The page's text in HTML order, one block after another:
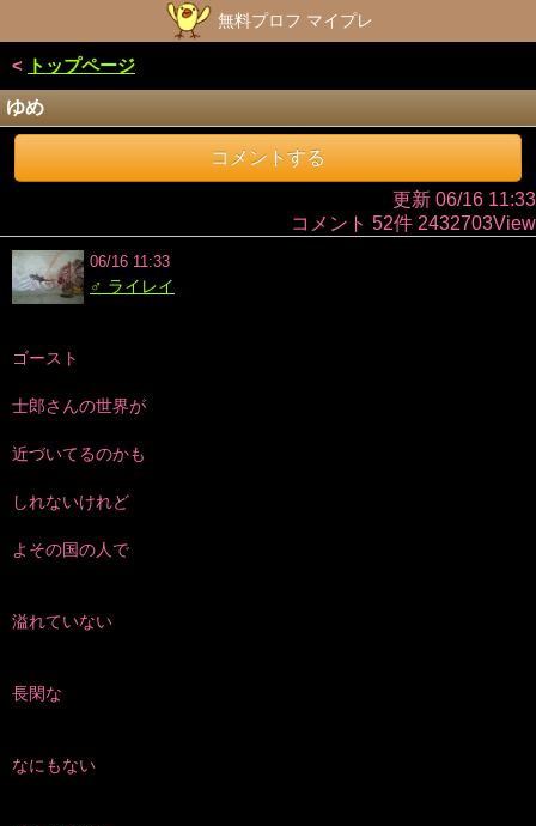
無料プロフ マイプレ
< トップページ
ゆめ
コメントする
更新 06/16 11:33
コメント 52件 2432703View
06/16 11:33
♂ ライレイ
ゴースト
士郎さんの世界が
近づいてるのかも
しれないけれど
よその国の人で
溢れていない
長閑な
なにもない